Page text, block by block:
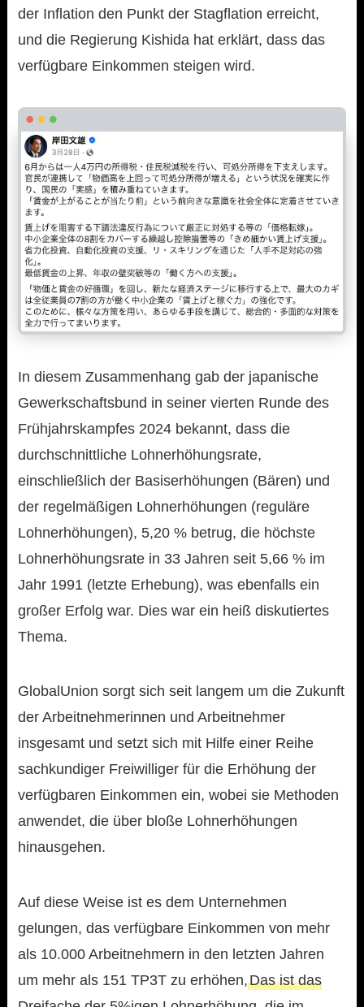
der Inflation den Punkt der Stagflation erreicht,
und die Regierung Kishida hat erklärt, dass das
verfügbare Einkommen steigen wird.
In diesem Zusammenhang gab der japanische
Gewerkschaftsbund in seiner vierten Runde des
Frühjahrskampfes 2024 bekannt, dass die
durchschnittliche Lohnerhöhungsrate,
einschließlich der Basiserhöhungen (Bären) und
der regelmäßigen Lohnerhöhungen (reguläre
Lohnerhöhungen), 5,20 % betrug, die höchste
Lohnerhöhungsrate in 33 Jahren seit 5,66 % im
Jahr 1991 (letzte Erhebung), was ebenfalls ein
großer Erfolg war. Dies war ein heiß diskutiertes
Thema.
GlobalUnion sorgt sich seit langem um die Zukunft
der Arbeitnehmerinnen und Arbeitnehmer
insgesamt und setzt sich mit Hilfe einer Reihe
sachkundiger Freiwilliger für die Erhöhung der
verfügbaren Einkommen ein, wobei sie Methoden
anwendet, die über bloße Lohnerhöhungen
hinausgehen.
Auf diese Weise ist es dem Unternehmen
gelungen, das verfügbare Einkommen von mehr
als 10.000 Arbeitnehmern in den letzten Jahren
um mehr als 151 TP3T zu erhöhen,Das ist das